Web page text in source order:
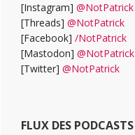
[Instagram] @NotPatrick
[Threads] @NotPatrick
[Facebook] /NotPatrick
[Mastodon] @NotPatrick
[Twitter] @NotPatrick
FLUX DES PODCASTS